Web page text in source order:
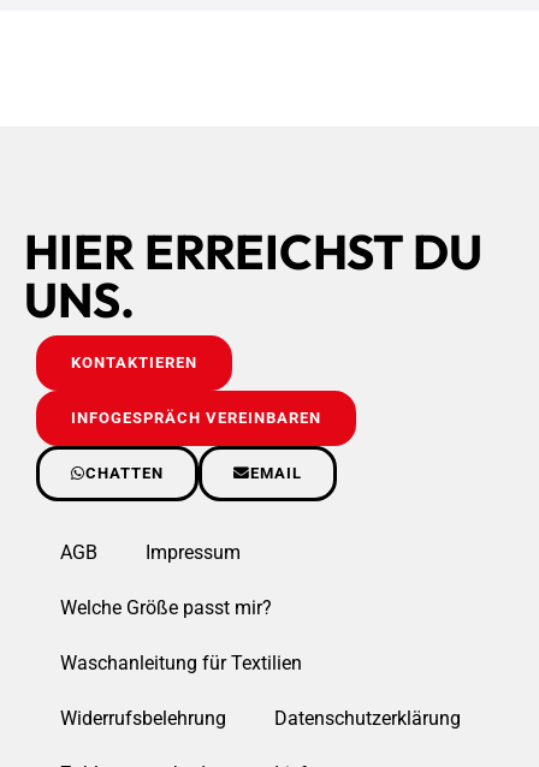
HIER ERREICHST DU
UNS.
KONTAKTIEREN
INFOGESPRÄCH VEREINBAREN
CHATTEN EMAIL
AGB Impressum
Welche Größe passt mir?
Waschanleitung für Textilien
Widerrufsbelehrung Datenschutzerklärung